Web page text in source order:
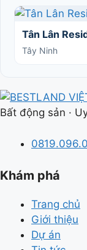
Tân Lân
Tây Ninh
Bất động sản ·
Khám phá
Trang chủ
Giới thiệu
Dự án